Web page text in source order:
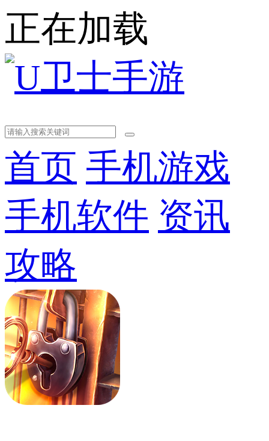
正在加载
首页 手机游戏
手机软件 资讯
攻略